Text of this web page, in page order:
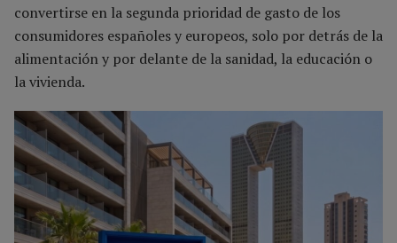
convertirse en la segunda prioridad de gasto de los
consumidores españoles y europeos, solo por detrás de la
alimentación y por delante de la sanidad, la educación o
la vivienda.